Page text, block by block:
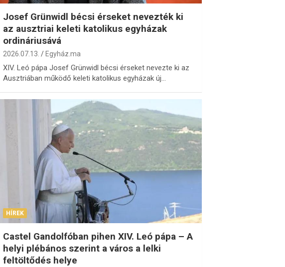
Josef Grünwidl bécsi érseket nevezték ki
az ausztriai keleti katolikus egyházak
ordináriusává
2026.07.13. Egyház.ma
XIV. Leó pápa Josef Grünwidl bécsi érseket nevezte ki az
Ausztriában működő keleti katolikus egyházak új…
HÍREK
Castel Gandolfóban pihen XIV. Leó pápa – A
helyi plébános szerint a város a lelki
feltöltődés helye